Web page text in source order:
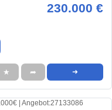
230.000 €
★ ➦ ➜